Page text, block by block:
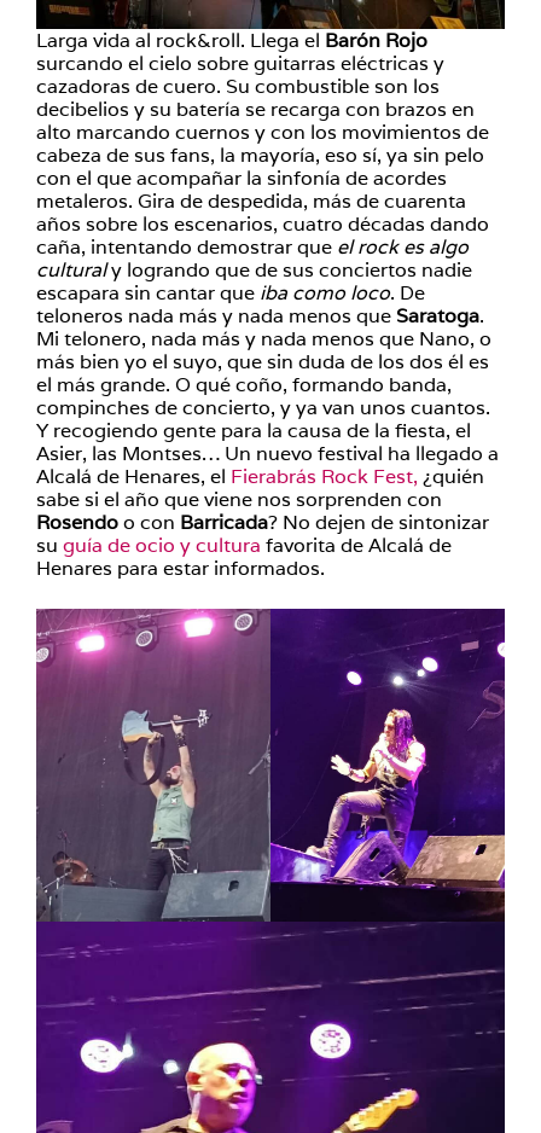
Larga vida al rock&roll. Llega el Barón Rojo
surcando el cielo sobre guitarras eléctricas y
cazadoras de cuero. Su combustible son los
decibelios y su batería se recarga con brazos en
alto marcando cuernos y con los movimientos de
cabeza de sus fans, la mayoría, eso sí, ya sin pelo
con el que acompañar la sinfonía de acordes
metaleros. Gira de despedida, más de cuarenta
años sobre los escenarios, cuatro décadas dando
caña, intentando demostrar que el rock es algo
culturaly logrando que de sus conciertos nadie
escapara sin cantar que iba como loco. De
teloneros nada más y nada menos que Saratoga.
Mi telonero, nada más y nada menos que Nano, o
más bien yo el suyo, que sin duda de los dos él es
el más grande. O qué coño, formando banda,
compinches de concierto, y ya van unos cuantos.
Y recogiendo gente para la causa de la fiesta, el
Asier, las Montses… Un nuevo festival ha llegado a
Alcalá de Henares, el Fierabrás Rock Fest, ¿quién
sabe si el año que viene nos sorprenden con
Rosendoo con Barricada? No dejen de sintonizar
su guía de ocio y cultura favorita de Alcalá de
Henares para estar informados.